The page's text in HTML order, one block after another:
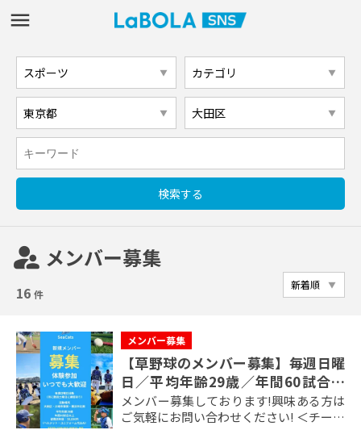
supervisor_account メンバー募集
16 件
メンバー募集
【草野球のメンバー募集】毎週日曜
日／平均年齢29歳／年間60試合以
上/大田区南側・川崎市東側・横浜
市
メンバー募集しております!興味ある方は
ご気軽にお問い合わせください! ＜チーム